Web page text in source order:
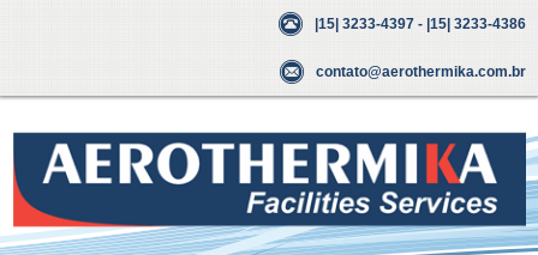
|15| 3233-4397 - |15| 3233-4386
contato@aerothermika.com.br